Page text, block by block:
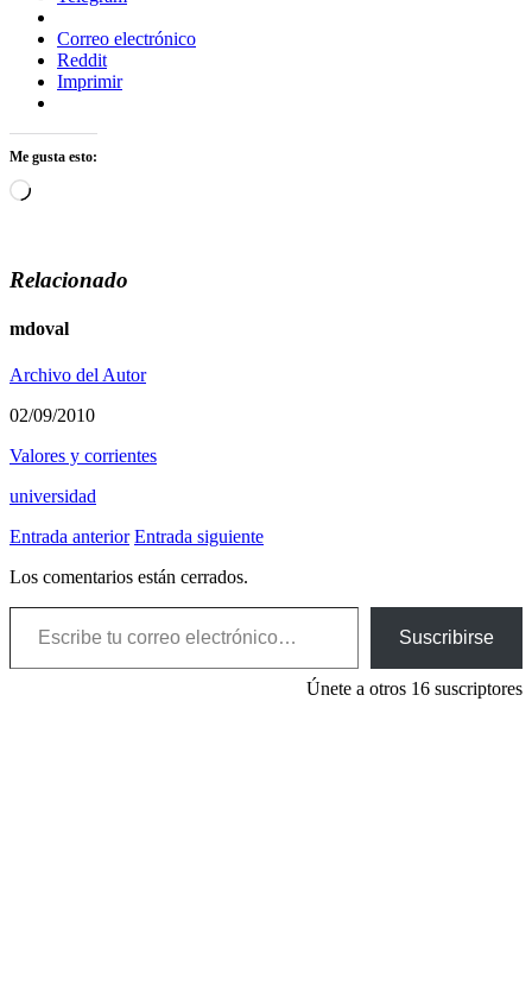
Correo electrónico
Reddit
Imprimir
Me gusta esto:
Cargando...
Relacionado
mdoval
Archivo del Autor
02/09/2010
Valores y corrientes
universidad
Entrada anterior Entrada siguiente
Los comentarios están cerrados.
Escribe tu correo electrónico…
Suscribirse
Únete a otros 16 suscriptores